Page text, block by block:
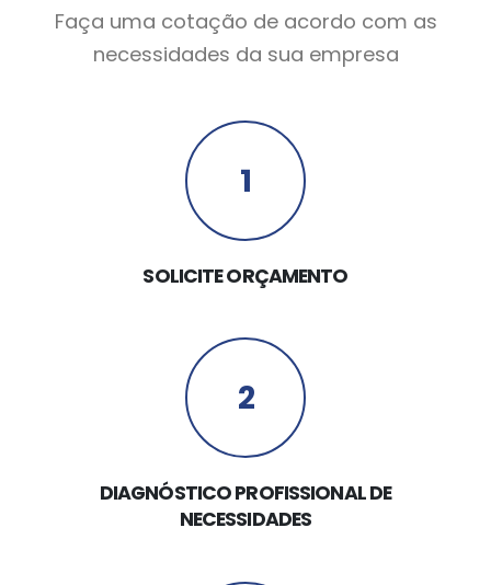
Faça uma cotação de acordo com as
necessidades da sua empresa
1
SOLICITE ORÇAMENTO
2
DIAGNÓSTICO PROFISSIONAL DE
NECESSIDADES